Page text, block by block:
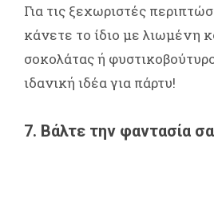
Για τις ξεχωριστές
κάνετε το ίδιο με λιωμένη
σοκολάτας ή
ιδανική ιδέα για πάρτυ!
7. Βάλτε την φαντασία